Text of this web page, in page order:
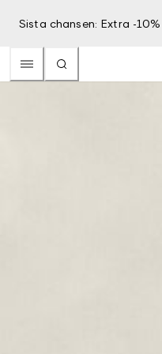
Sista chansen: Extra -